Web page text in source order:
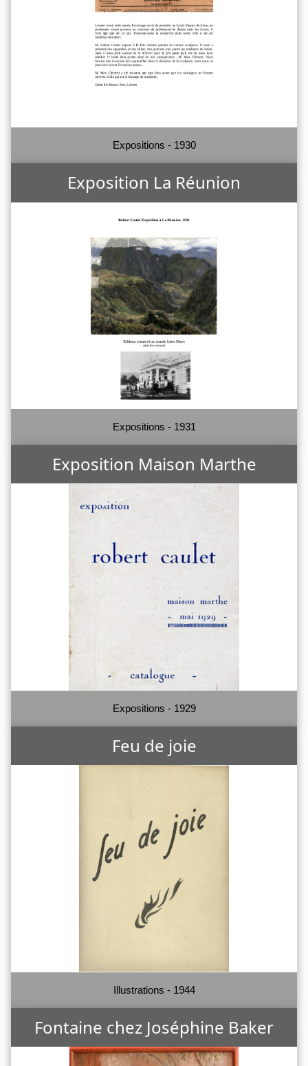
Expositions - 1930
Exposition La Réunion
Expositions - 1931
Exposition Maison Marthe
Expositions - 1929
Feu de joie
Illustrations - 1944
Fontaine chez Joséphine Baker